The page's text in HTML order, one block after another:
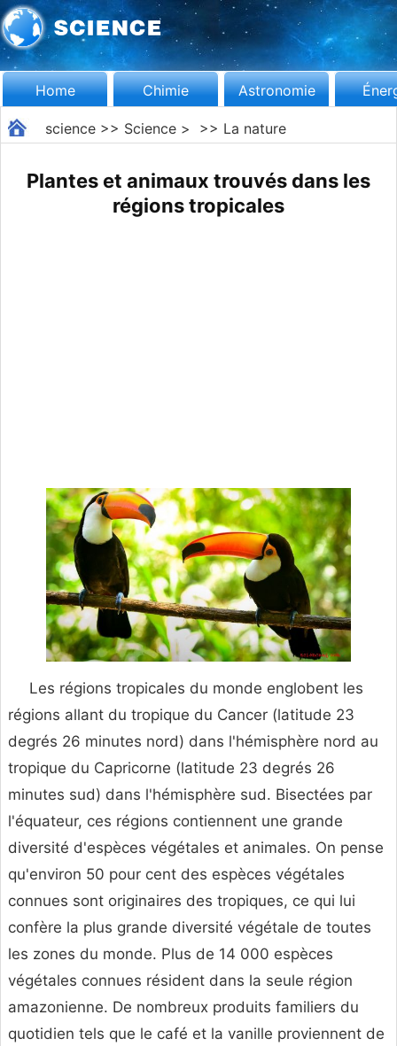
Home Chimie Astronomie
science>> Science> >> La nature
Plantes et animaux trouvés dans les
régions tropicales
Les régions tropicales du monde englobent les
régions allant du tropique du Cancer (latitude 23
degrés 26 minutes nord) dans l'hémisphère nord au
tropique du Capricorne (latitude 23 degrés 26
minutes sud) dans l'hémisphère sud. Bisectées par
l'équateur, ces régions contiennent une grande
diversité d'espèces végétales et animales. On pense
qu'environ 50 pour cent des espèces végétales
connues sont originaires des tropiques, ce qui lui
confère la plus grande diversité végétale de toutes
les zones du monde. Plus de 14 000 espèces
végétales connues résident dans la seule région
amazonienne. De nombreux produits familiers du
quotidien tels que le café et la vanille proviennent de